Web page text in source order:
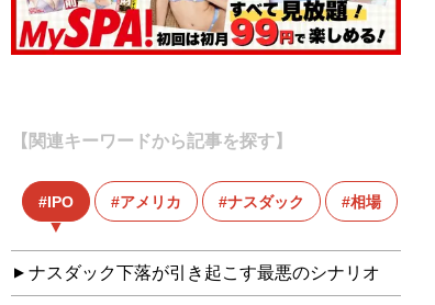
【関連キーワードから記事を探す】
IPO アメリカ ナスダック 相場
ナスダック下落が引き起こす最悪のシナリオ